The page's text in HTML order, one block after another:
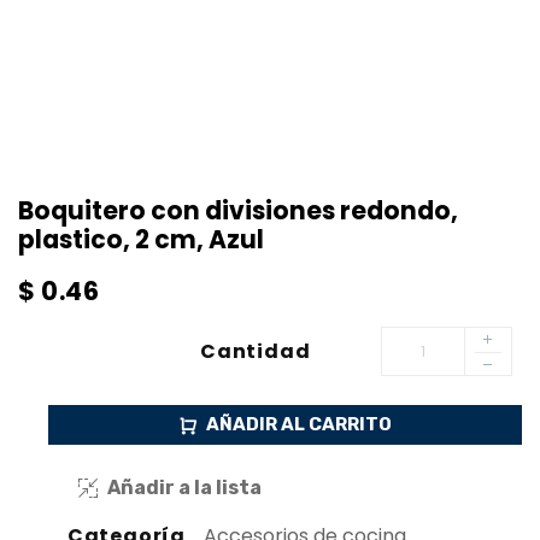
Boquitero con divisiones redondo,
plastico, 2 cm, Azul
$ 0.46
Cantidad
AÑADIR AL CARRITO
Añadir a la lista